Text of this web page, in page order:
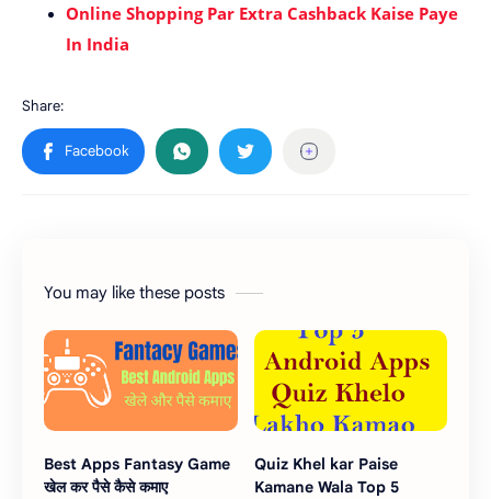
Online Shopping Par Extra Cashback Kaise Paye
In India
You may like these posts
Best Apps Fantasy Game
खेल कर पैसे कैसे कमाए
Quiz Khel kar Paise
Kamane Wala Top 5